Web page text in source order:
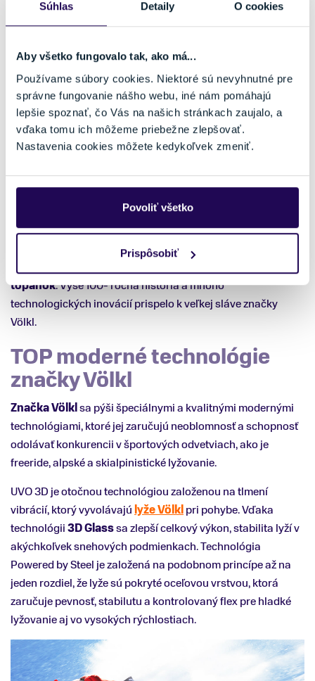
Súhlas Detaily O cookies
Aby všetko fungovalo tak, ako má...
Používame súbory cookies. Niektoré sú nevyhnutné pre
správne fungovanie nášho webu, iné nám pomáhajú
lepšie spoznať, čo Vás na našich stránkach zaujalo, a
vďaka tomu ich môžeme priebežne zlepšovať.
Nastavenia cookies môžete kedykoľvek zmeniť.
Povoliť všetko
Prispôsobiť
spracovaným výrobkom.
integrovaným systémom viazania, ktoré sa jednoducho
nasunie po koľajničkách lyží bez nutnosti použitia skrutiek. O
6 rokov neskôr sa k lyžiarskemu viazaniu pripája aj prepínač
Power Switch, ktorý sa jednoduchým manuálnym
prepínaním nastaví podľa aktuálnych snehových
podmienok a schopností lyžiara. Veľmi dômyselné,
Neustály rast spoločnosti Völkl, ktorá je jedným z
posledných a najväčších endemitov výroby lyží priamo v
Nemecku zabezpečuje rozmach výrobkov do celého sveta.
Už od roku 2015 sa stala súčasťou značky Völkl aj firma
topánok. Vyše 100- ročná história a mnoho
technologických inovácií prispelo k veľkej sláve značky
Völkl.
TOP moderné technológie
značky Völkl
Značka Völklsa pýši špeciálnymi a kvalitnými modernými
technológiami, ktoré jej zaručujú neoblomnosť a schopnosť
odolávať konkurencii v športových odvetviach, ako je
freeride, alpské a skialpinistické lyžovanie.
UVO 3D je otočnou technológiou založenou na tlmení
vibrácií, ktorý vyvolávajúlyže Völklpri pohybe. Vďaka
technológii3D Glasssa zlepší celkový výkon, stabilita lyží v
akýchkoľvek snehových podmienkach. Technológia
Powered by Steel je založená na podobnom princípe až na
jeden rozdiel, že lyže sú pokryté oceľovou vrstvou, ktorá
zaručuje pevnosť, stabilutu a kontrolovaný flex pre hladké
lyžovanie aj vo vysokých rýchlostiach.